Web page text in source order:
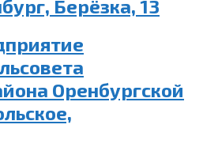
Берёзка, 13
Оренбургской